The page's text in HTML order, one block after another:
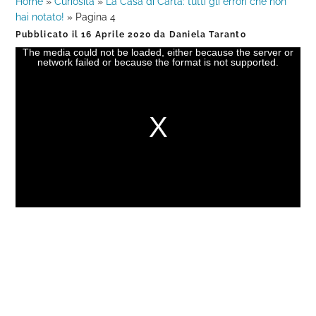
hai notato! » Pagina 4
Pubblicato il16 Aprile 2020 da Daniela Taranto
The media could not be loaded, either because the server or
network failed or because the format is not supported.